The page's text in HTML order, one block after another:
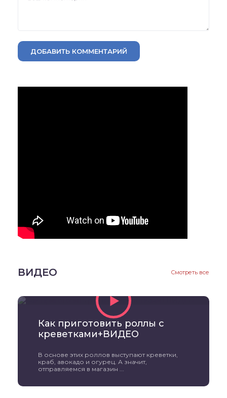
ДОБАВИТЬ КОММЕНТАРИЙ
ВИДЕО Смотреть все
Как приготовить роллы с
креветками+ВИДЕО
В основе этих роллов выступают креветки,
краб, авокадо и огурец. А значит,
отправляемся в магазин ...